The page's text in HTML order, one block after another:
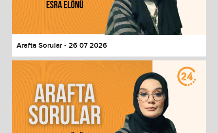
End of dialog window.
Arafta Sorular - 26 07 2026